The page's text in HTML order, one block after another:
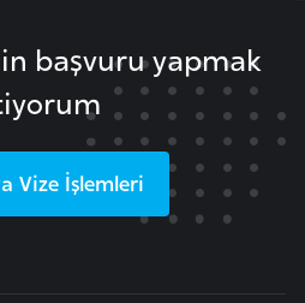
başvuru yapmak
Vize İşlemleri